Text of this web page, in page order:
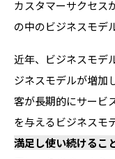
カスタマーサクセス
の中のビジネスモデ
近年、ビジネスモデ
ジネスモデルが増加
客が長期的にサービ
を与えるビジネスモ
満足し使い続けるこ